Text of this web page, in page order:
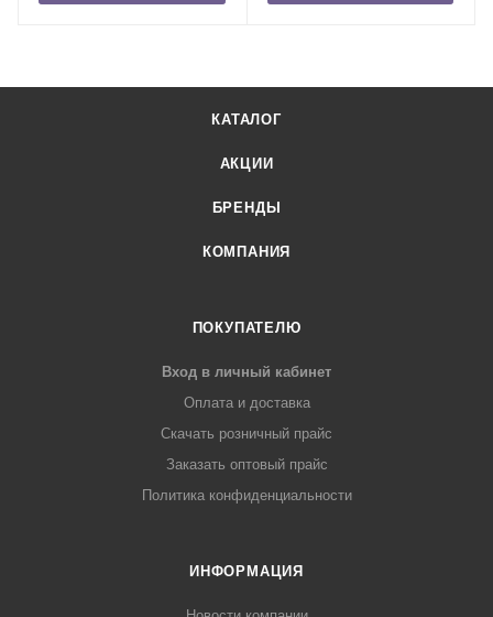
КАТАЛОГ
АКЦИИ
БРЕНДЫ
КОМПАНИЯ
ПОКУПАТЕЛЮ
Вход в личный кабинет
Оплата и доставка
Скачать розничный прайс
Заказать оптовый прайс
Политика конфиденциальности
ИНФОРМАЦИЯ